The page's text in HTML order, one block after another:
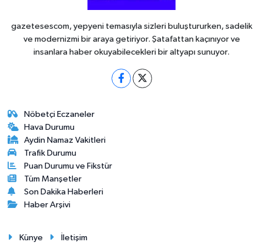
gazetesescom, yepyeni temasıyla sizleri buluştururken, sadelik
ve modernizmi bir araya getiriyor. Şatafattan kaçınıyor ve
insanlara haber okuyabilecekleri bir altyapı sunuyor.
Nöbetçi Eczaneler
Hava Durumu
Aydin Namaz Vakitleri
Trafik Durumu
Puan Durumu ve Fikstür
Tüm Manşetler
Son Dakika Haberleri
Haber Arşivi
Künye İletişim